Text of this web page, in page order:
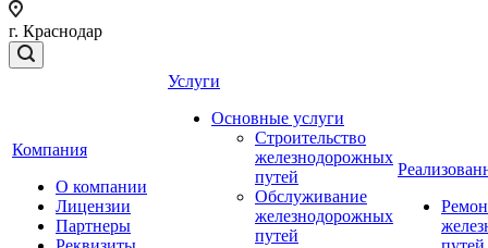
г. Краснодар
Компания
О компании
Лицензии
Партнеры
Услуги
Основные услуги
Строительство
железнодорожных
путей
Обслуживание
железнодорожных
путей